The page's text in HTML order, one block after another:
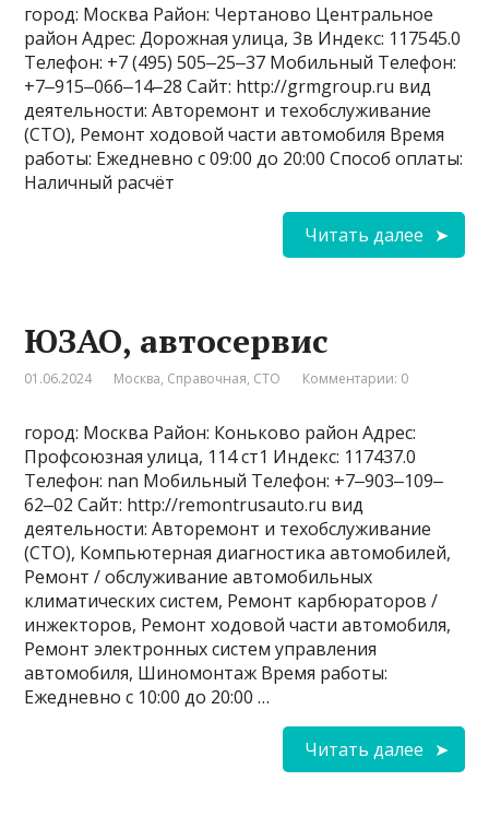
город: Москва Район: Чертаново Центральное
район Адрес: Дорожная улица, 3в Индекс: 117545.0
Телефон: +7 (495) 505‒25‒37 Мобильный Телефон:
+7‒915‒066‒14‒28 Сайт: http://grmgroup.ru вид
деятельности: Авторемонт и техобслуживание
(СТО), Ремонт ходовой части автомобиля Время
работы: Ежедневно с 09:00 до 20:00 Способ оплаты:
Наличный расчёт
Читать далее
ЮЗАО, автосервис
01.06.2024 Москва, Справочная, СТО Комментарии: 0
город: Москва Район: Коньково район Адрес:
Профсоюзная улица, 114 ст1 Индекс: 117437.0
Телефон: nan Мобильный Телефон: +7‒903‒109‒
62‒02 Сайт: http://remontrusauto.ru вид
деятельности: Авторемонт и техобслуживание
(СТО), Компьютерная диагностика автомобилей,
Ремонт / обслуживание автомобильных
климатических систем, Ремонт карбюраторов /
инжекторов, Ремонт ходовой части автомобиля,
Ремонт электронных систем управления
автомобиля, Шиномонтаж Время работы:
Ежедневно с 10:00 до 20:00 …
Читать далее